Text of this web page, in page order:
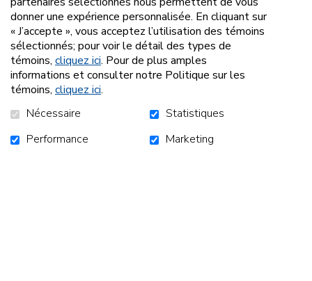
avec les participants et participantes quelque chose de
meilleur pour l'avenir, en apprenant, en expérimentant, en
découvrant!
donner une expérience personnalisée. En cliquant sur
« J’accepte », vous acceptez l’utilisation des témoins
sélectionnés; pour voir le détail des types de
témoins, cliquez ici. Pour de plus amples
informations et consulter notre Politique sur les
témoins, cliquez ici.
Nécessaire
Statistiques
Performance
Marketing